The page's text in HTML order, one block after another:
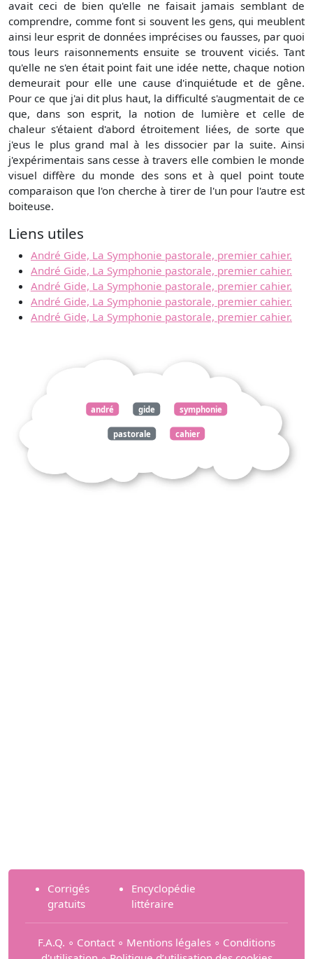
avait ceci de bien qu'elle ne faisait jamais semblant de
comprendre, comme font si souvent les gens, qui meublent
ainsi leur esprit de données imprécises ou fausses, par quoi
tous leurs raisonnements ensuite se trouvent viciés. Tant
qu'elle ne s'en était point fait une idée nette, chaque notion
demeurait pour elle une cause d'inquiétude et de gêne.
Pour ce que j'ai dit plus haut, la difficulté s'augmentait de ce
que, dans son esprit, la notion de lumière et celle de
chaleur s'étaient d'abord étroitement liées, de sorte que
j'eus le plus grand mal à les dissocier par la suite. Ainsi
j'expérimentais sans cesse à travers elle combien le monde
visuel diffère du monde des sons et à quel point toute
comparaison que l'on cherche à tirer de l'un pour l'autre est
boiteuse.
Liens utiles
André Gide, La Symphonie pastorale, premier cahier.
André Gide, La Symphonie pastorale, premier cahier.
André Gide, La Symphonie pastorale, premier cahier.
André Gide, La Symphonie pastorale, premier cahier.
André Gide, La Symphonie pastorale, premier cahier.
andré gide symphonie
pastorale cahier
Corrigés
gratuits
Encyclopédie
littéraire
F.A.Q. ∘ Contact ∘ Mentions légales ∘ Conditions